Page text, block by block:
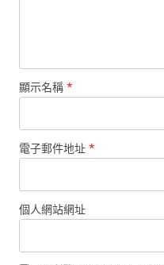
顯示名稱 *
電子郵件地址 *
個人網站網址